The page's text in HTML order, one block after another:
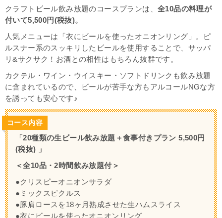
クラフトビール飲み放題のコースプランは、 全10品の料理が
付いて5,500円(税抜)。
人気メニューは「衣にビールを使ったオニオンリング」。ピ
ルスナー系のスッキリしたビールを使用することで、サッパ
リ&サクサク！お酒との相性はもちろん抜群です。
カクテル・ワイン・ウイスキー・ソフトドリンクも飲み放題
に含まれているので、ビールが苦手な方もアルコールNGな方
を誘っても安心です♪
コース内容
「20種類の生ビール飲み放題＋食事付きプラン 5,500円
(税抜) 」
＜全10品・2時間飲み放題付＞
●クリスピーオニオンサラダ
●ミックスピクルス
●豚肩ロースを18ヶ月熟成させた生ハムスライス
●衣にビールを使ったオニオンリング